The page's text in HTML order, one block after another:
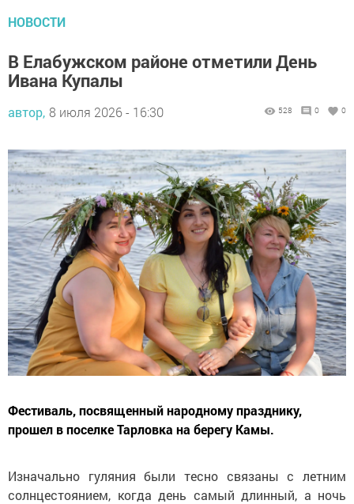
НОВОСТИ
В Елабужском районе отметили День
Ивана Купалы
автор, 8 июля 2026 - 16:30 528 0 0
Фестиваль, посвященный народному празднику,
прошел в поселке Тарловка на берегу Камы.
Изначально гуляния были тесно связаны с летним
солнцестоянием, когда день самый длинный, а ночь